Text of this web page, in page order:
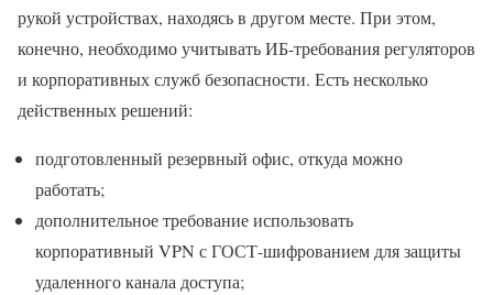
рукой устройствах, находясь в другом месте. При этом,
конечно, необходимо учитывать ИБ-требования регуляторов
и корпоративных служб безопасности. Есть несколько
действенных решений:
подготовленный резервный офис, откуда можно
работать;
дополнительное требование использовать
корпоративный VPN с ГОСТ-шифрованием для защиты
удаленного канала доступа;